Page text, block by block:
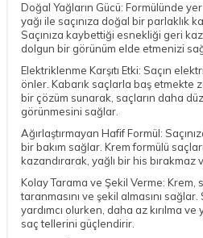
Doğal Yağların Gücü: Formülünde
yağı ile saçınıza doğal bir parlaklık
Saçınıza kaybettiği esnekliği geri
dolgun bir görünüm elde etmenizi
Elektriklenme Karşıtı Etki: Saçın
önler. Kabarık saçlarla baş etmekte
bir çözüm sunarak, saçların daha
görünmesini sağlar.
Ağırlaştırmayan Hafif Formül:
bir bakım sağlar. Krem formülü
kazandırarak, yağlı bir his bırakmaz
Kolay Tarama ve Şekil Verme: Krem,
taranmasını ve şekil almasını
yardımcı olurken, daha az kırılma ve
saç tellerini güçlendirir.